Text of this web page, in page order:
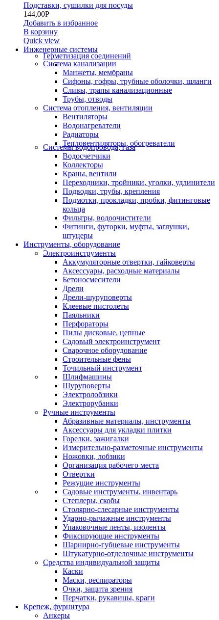
Подставки, сушилки для посуды
144,00Р
Добавить в избранное
В корзину
Quick view
Инженерные системы
Герметизация соединений
Система канализации
Манжеты, мембраны
Сифоны, гофры, трубные оболочки, шланги
Сливы, трапы канализационные
Трубы, отводы
Система отопления, вентиляции
Вентиляторы
Водонагреватели
Радиаторы
Тепловентиляторы, обогреватели
Системы водопровода, газа
Водосчетчики
Коллекторы
Краны, вентили
Переходники, тройники, уголки, удлинители
Подводки, трубы, крепления
Подмотки, прокладки, пробки, фитинговые
кольца
Фильтры, водоочистители
Фитинги, футорки, муфты, заглушки,
штуцеры
Инструменты, оборудование
Электроинструменты
Аккумуляторные отвертки, гайковерты
Аксессуары, расходные материалы
Бетоносмесители
Дрели
Дрели-шуруповерты
Клеевые пистолеты
Паяльники
Перфораторы
Пилы дисковые, цепные
Садовый электроинструмент
Сварочное оборудование
Строительные фены
Точильный инструмент
Шлифмашины
Шуруповерты
Электролобзики
Электрорубанки
Ручные инструменты
Абразивные материалы, инструменты
Аксессуары для укладки плитки
Горелки, зажигалки
Измерительно-разметочные инструменты
Ножовки, лобзики
Организация рабочего места
Отвертки
Режущие инструменты
Садовые инструменты, инвентарь
Степлеры, скобы
Столярно-слесарные инструменты
Ударно-рычажные инструменты
Упаковочные ленты, изоленты
Фиксирующие инструменты
Шарнирно-губцевые инструменты
Штукатурно-отделочные инструменты
Средства индивидуальной защиты
Каски
Маски, респираторы
Очки, защита зрения
Перчатки, рукавицы, краги
Крепеж, фурнитура
Анкеры